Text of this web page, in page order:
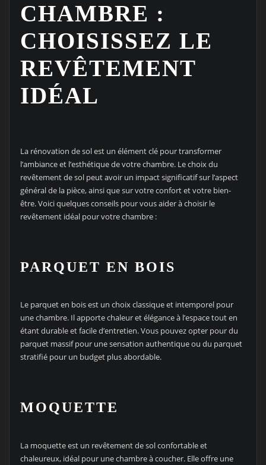
CHAMBRE :
CHOISISSEZ LE
REVÊTEMENT
IDÉAL
La rénovation de sol est un élément clé pour transformer
l’ambiance et l’esthétique de votre chambre. Le choix du
revêtement de sol peut avoir un impact significatif sur l’aspect
général de la pièce, ainsi que sur votre confort et votre bien-
être. Voici quelques conseils pour vous aider à choisir le
revêtement idéal pour votre chambre :
PARQUET EN BOIS
Le parquet en bois est un choix classique et intemporel pour
une chambre. Il apporte chaleur et élégance à l’espace tout en
étant durable et facile d’entretien. Vous pouvez opter pour du
parquet massif pour une sensation authentique ou du parquet
stratifié pour un budget plus abordable.
MOQUETTE
La moquette est un revêtement de sol confortable et
chaleureux, idéal pour une chambre à coucher. Elle offre une